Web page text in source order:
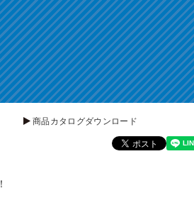
商品カタログダウンロード